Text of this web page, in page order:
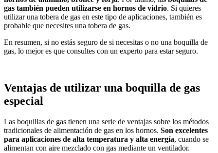
gas también pueden utilizarse en hornos de vidrio. Si quieres
utilizar una tobera de gas en este tipo de aplicaciones, también es
probable que necesites una tobera de gas.
En resumen, si no estás seguro de si necesitas o no una boquilla de
gas, lo mejor es que consultes con un experto para estar seguro.
Ventajas de utilizar una boquilla de gas
especial
Las boquillas de gas tienen una serie de ventajas sobre los métodos
tradicionales de alimentación de gas en los hornos. Son excelentes
para aplicaciones de alta temperatura y alta energía, cuando se
alimentan con aire mezclado con gas mediante un ventilador.